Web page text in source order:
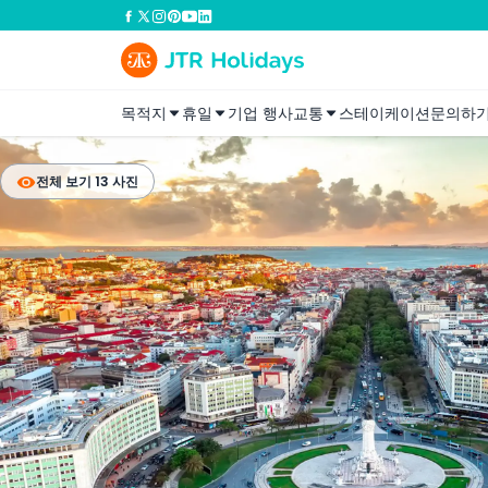
목적지 휴일 기업 행사교통 스테이케이션문의하
전체 보기 13 사진